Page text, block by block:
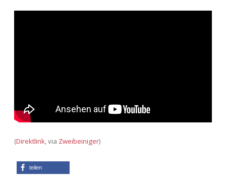
Adventskalender 2018
Adventskalender 2019
(Direktlink, via Zweibeiniger)
teilen